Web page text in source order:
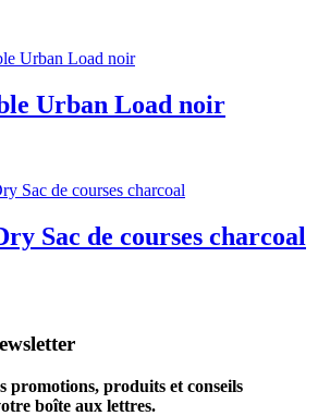
Urban Load noir
Sac de courses charcoal
promotions, produits et conseils
boîte aux lettres.